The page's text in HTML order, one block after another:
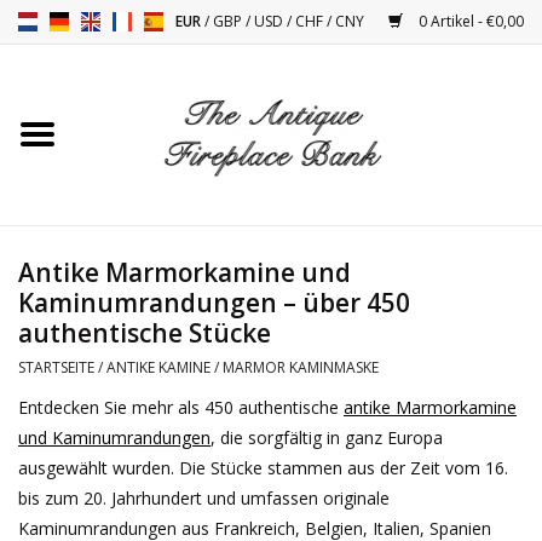
EUR/GBP /USD /CHF/CNY 0 Artikel - €0,00
Startseite
Decor Zubehör
Tische
Antiquitäten Und Vintage
Objekten
Antike Marmorkamine und
Kaminumrandungen – über 450
authentische Stücke
STARTSEITE/ANTIKE KAMINE/ MARMOR KAMINMASKE
Entdecken Sie mehr als 450 authentische antike Marmorkamine
und Kaminumrandungen, die sorgfältig in ganz Europa
ausgewählt wurden. Die Stücke stammen aus der Zeit vom 16.
bis zum 20. Jahrhundert und umfassen originale
Kaminumrandungen aus Frankreich, Belgien, Italien, Spanien